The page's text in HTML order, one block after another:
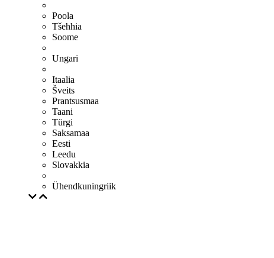
Poola
Tšehhia
Soome
Ungari
Itaalia
Šveits
Prantsusmaa
Taani
Türgi
Saksamaa
Eesti
Leedu
Slovakkia
Ühendkuningriik